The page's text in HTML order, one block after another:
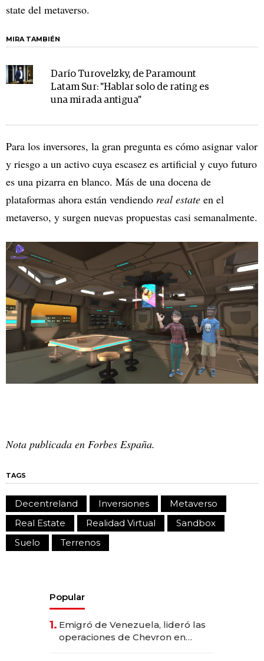
state del metaverso.
MIRA TAMBIÉN
Darío Turovelzky, de Paramount
Latam Sur: "Hablar solo de rating es
una mirada antigua"
Para los inversores, la gran pregunta es cómo asignar valor
y riesgo a un activo cuya escasez es artificial y cuyo futuro
es una pizarra en blanco. Más de una docena de
plataformas ahora están vendiendo real estate en el
metaverso, y surgen nuevas propuestas casi semanalmente.
Nota publicada en Forbes España.
TAGS
Decentreland Inversiones
Metaverso
Real Estate
Realidad Virtual
Sandbox
Suelo
Terrenos
Popular
1. Emigró de Venezuela, lideró las
operaciones de Chevron en